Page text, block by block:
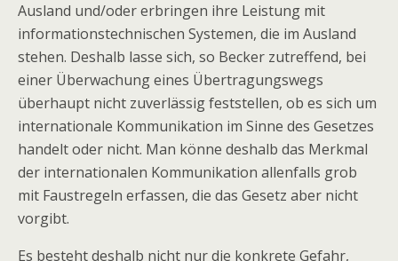
Ausland und/oder erbringen ihre Leistung mit
informationstechnischen Systemen, die im Ausland
stehen. Deshalb lasse sich, so Becker zutreffend, bei
einer Überwachung eines Übertragungswegs
überhaupt nicht zuverlässig feststellen, ob es sich um
internationale Kommunikation im Sinne des Gesetzes
handelt oder nicht. Man könne deshalb das Merkmal
der internationalen Kommunikation allenfalls grob
mit Faustregeln erfassen, die das Gesetz aber nicht
vorgibt.
Es besteht deshalb nicht nur die konkrete Gefahr,